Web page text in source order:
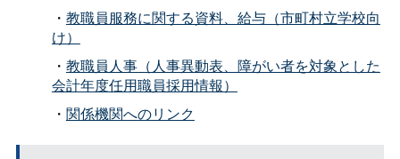
・ 教職員服務に関する資料、給与（市町村立学校向
け）
・ 教職員人事（人事異動表、障がい者を対象とした
会計年度任用職員採用情報）
・ 関係機関へのリンク